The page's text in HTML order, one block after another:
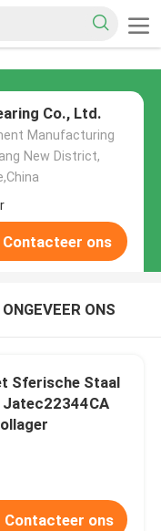
Co., Ltd.
Manufacturing
New District,
Contacteer ons
ONGEVEER ONS
Sferische Staal
Contacteer ons